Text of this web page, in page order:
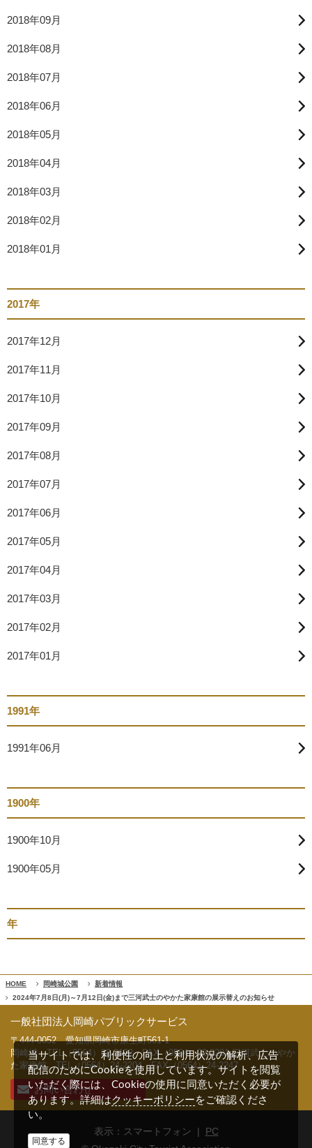
2018年09月
2018年08月
2018年07月
2018年06月
2018年05月
2018年04月
2018年03月
2018年02月
2018年01月
2017年
2017年12月
2017年11月
2017年10月
2017年09月
2017年08月
2017年07月
2017年06月
2017年05月
2017年04月
2017年03月
2017年02月
2017年01月
1991年
1991年06月
1900年
1900年10月
1900年05月
年
HOME 岡崎城公園
新着情報
2024年7月8日(月)～7月12日(金)まで三河武士のやかた家康館の展示替えのお知らせ
一般社団法人岡崎パブリックサービス
〒444-0052 愛知県岡崎市康生町561-1
岡崎城 TEL（0564）22-2122 FAX（0564）22-2201 三河武士のやか
た家康館 TEL（0564）24-2204 FAX（0564）24-2247
お問い合わせ
表示：スマートフォン | PC
当サイトでは、利便性の向上と利用状況の解析、広告
配信のためにCookieを使用しています。サイトを閲覧
いただく際には、Cookieの使用に同意いただく必要が
あります。詳細はクッキーポリシー をご確認くださ
い。
同意する